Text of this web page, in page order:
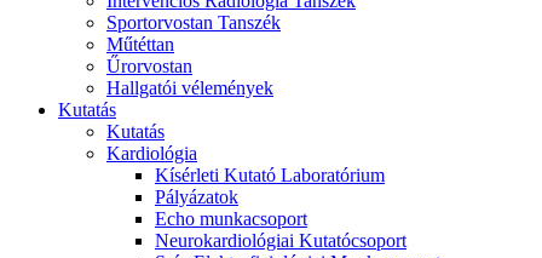
Sportorvostan Tanszék
Műtéttan
Űrorvostan
Hallgatói vélemények
Kutatás
Kutatás
Kardiológia
Kísérleti Kutató Laboratórium
Pályázatok
Echo munkacsoport
Neurokardiológiai Kutatócsoport